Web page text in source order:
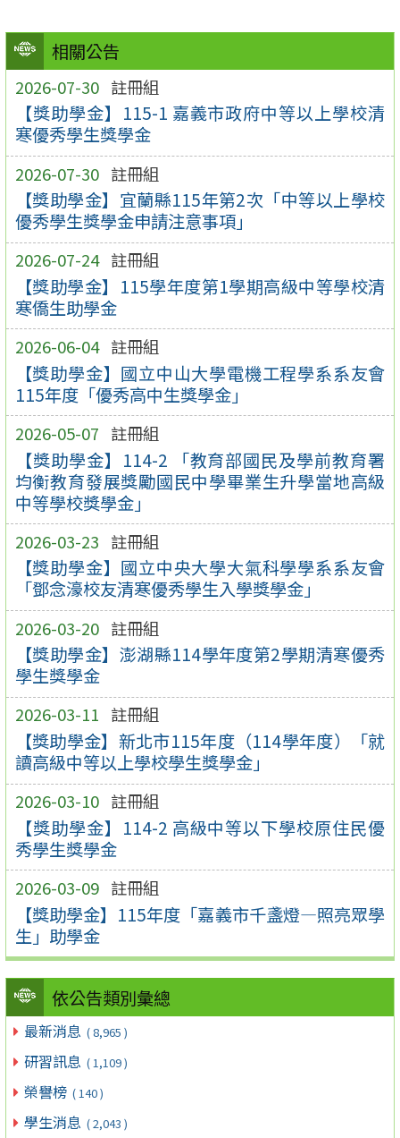
相關公告
2026-07-30 註冊組
【獎助學金】115-1 嘉義市政府中等以上學校清
寒優秀學生獎學金
2026-07-30 註冊組
【獎助學金】宜蘭縣115年第2次「中等以上學校
優秀學生獎學金申請注意事項」
2026-07-24 註冊組
【獎助學金】115學年度第1學期高級中等學校清
寒僑生助學金
2026-06-04 註冊組
【獎助學金】國立中山大學電機工程學系系友會
115年度「優秀高中生獎學金」
2026-05-07 註冊組
【獎助學金】114-2 「教育部國民及學前教育署
均衡教育發展獎勵國民中學畢業生升學當地高級
中等學校獎學金」
2026-03-23 註冊組
【獎助學金】國立中央大學大氣科學學系系友會
「鄧念濠校友清寒優秀學生入學獎學金」
2026-03-20 註冊組
【獎助學金】澎湖縣114學年度第2學期清寒優秀
學生獎學金
2026-03-11 註冊組
【獎助學金】新北市115年度（114學年度）「就
讀高級中等以上學校學生獎學金」
2026-03-10 註冊組
【獎助學金】114-2 高級中等以下學校原住民優
秀學生獎學金
2026-03-09 註冊組
【獎助學金】115年度「嘉義市千盞燈—照亮眾學
生」助學金
依公告類別彙總
最新消息 ( 8,965 )
研習訊息 ( 1,109 )
榮譽榜 ( 140 )
學生消息 ( 2,043 )